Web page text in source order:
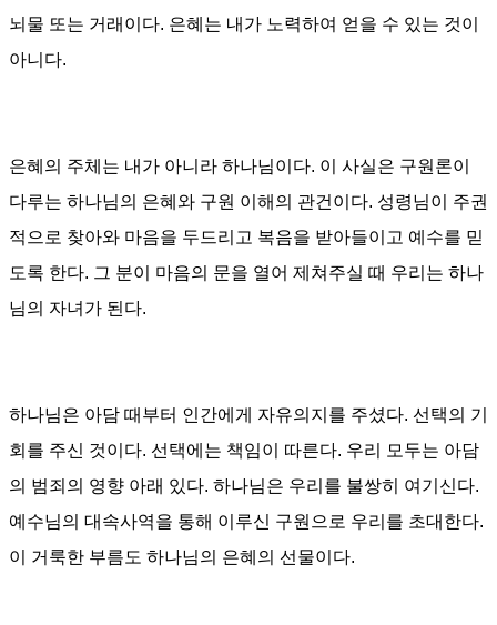
뇌물 또는 거래이다. 은혜는 내가 노력하여 얻을 수 있는 것이
아니다.
은혜의 주체는 내가 아니라 하나님이다. 이 사실은 구원론이
다루는 하나님의 은혜와 구원 이해의 관건이다. 성령님이 주권
적으로 찾아와 마음을 두드리고 복음을 받아들이고 예수를 믿
도록 한다. 그 분이 마음의 문을 열어 제쳐주실 때 우리는 하나
님의 자녀가 된다.
하나님은 아담 때부터 인간에게 자유의지를 주셨다. 선택의 기
회를 주신 것이다. 선택에는 책임이 따른다. 우리 모두는 아담
의 범죄의 영향 아래 있다. 하나님은 우리를 불쌍히 여기신다.
예수님의 대속사역을 통해 이루신 구원으로 우리를 초대한다.
이 거룩한 부름도 하나님의 은혜의 선물이다.